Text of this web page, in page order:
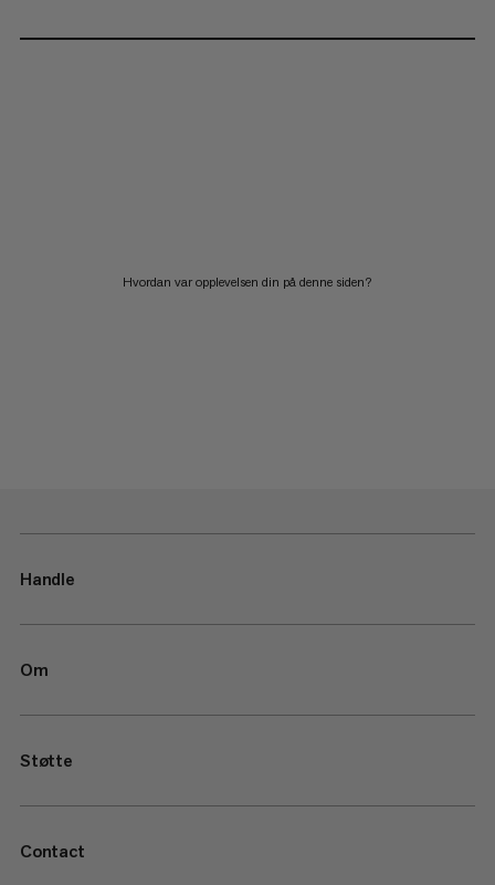
Hvordan var opplevelsen din på denne siden?
Handle
Om
Støtte
Contact